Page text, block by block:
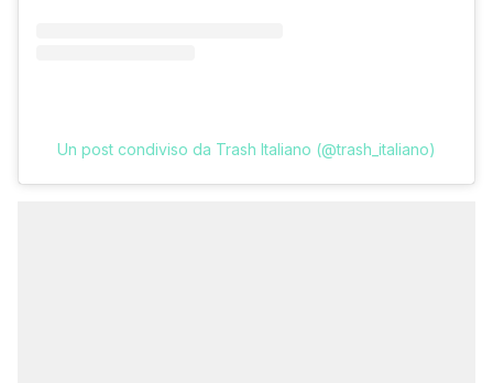
Un post condiviso da Trash Italiano (@trash_italiano)